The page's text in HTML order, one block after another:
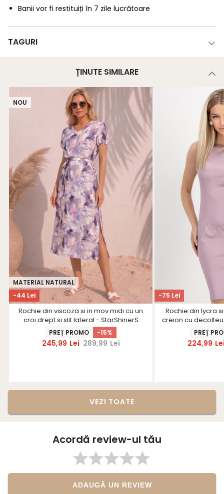
Banii vor fi restituiți în 7 zile lucrătoare
TAGURI
ȚINUTE SIMILARE
-44 Lei
MATERIAL NATURAL
NOU
Rochie din viscoza si in mov midi cu un
croi drept si slit lateral - StarShinerS
PREȚ PROMO -15%
245,99 Lei 289,99 Lei
-75 Lei
Rochie din lycra
creion cu
detasabila tip
PREȚ
224,99
VEZI TOATE
Acordă review-ul tău
ADAUGĂ UN REVIEW